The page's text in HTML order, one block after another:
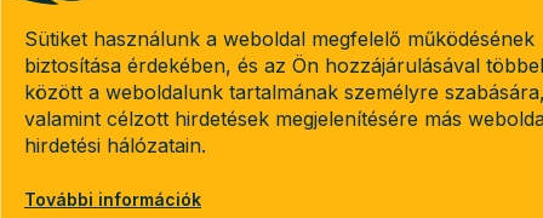
Sütiket használunk a weboldal megfelelő működésének
biztosítása érdekében, és az Ön hozzájárulásával
között a weboldalunk tartalmának személyre
valamint célzott hirdetések megjelenítésére más
hirdetési hálózatain.
További információk